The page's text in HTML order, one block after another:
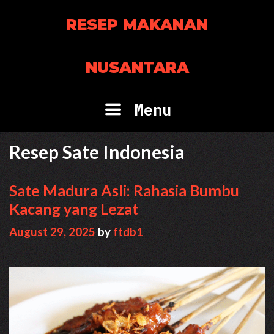
RESEP MAKANAN
NUSANTARA
Menu
Resep Sate Indonesia
Sate Madura Asli: Rahasia Bumbu
Kacang yang Lezat
August 29, 2025 by ftdb1